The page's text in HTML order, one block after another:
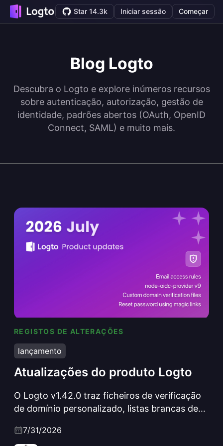
Star 14.3k Iniciar sessão Começar
Blog Logto
Descubra o Logto e explore inúmeros recursos
sobre autenticação, autorização, gestão de
identidade, padrões abertos (OAuth, OpenID
Connect, SAML) e muito mais.
REGISTOS DE ALTERAÇÕES
lançamento
Atualizações do produto Logto
O Logto v1.42.0 traz ficheiros de verificação
de domínio personalizado, listas brancas de
para redefinição de palavra-passe, um
7/31/2026
Atualizações do produto Logto